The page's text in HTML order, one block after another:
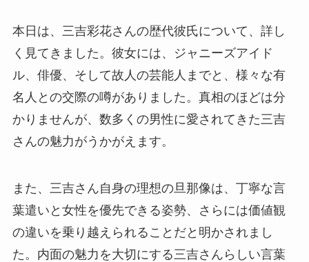
本日は、三吉彩花さんの歴代彼氏について、詳し
く見てきました。彼女には、ジャニーズアイド
ル、俳優、そして故人の芸能人までと、様々な有
名人との交際の噂がありました。真相のほどは分
かりませんが、数多くの男性に愛されてきた三吉
さんの魅力がうかがえます。
また、三吉さん自身の理想の旦那像は、丁寧な言
葉遣いと女性を優先できる姿勢、さらには価値観
の違いを乗り越えられることだと明かされまし
た。内面の魅力を大切にする三吉さんらしい言葉